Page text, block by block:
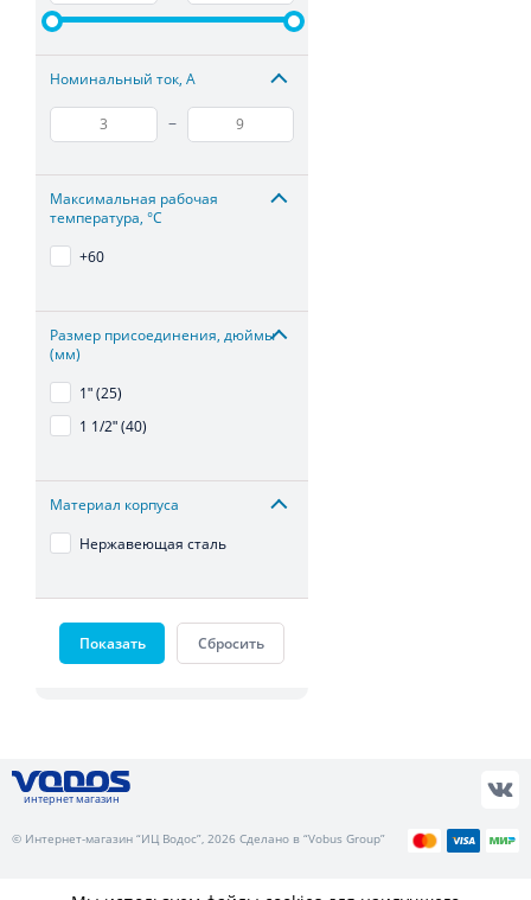
Номинальный ток, А
–
Максимальная рабочая
температура, °С
+60
Размер присоединения, дюймы
(мм)
1ʺ (25)
1 1/2ʺ (40)
Материал корпуса
Нержавеющая сталь
Показать Сбросить
интернет магазин
© Интернет-магазин “ИЦ Водос”, 2026 Сделано в “Vobus Group”